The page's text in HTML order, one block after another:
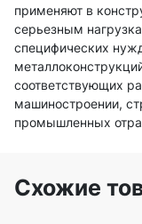
применяют в
серьезным
специфических
соответствующих
машиностроении,
промышленных
Схожие